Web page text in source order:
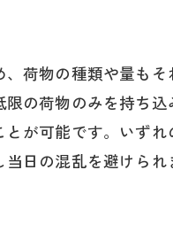
荷物の種類や量もそ
の荷物のみを持ち込
が可能です。いずれ
日の混乱を避けられ